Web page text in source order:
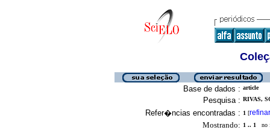
Base de dados : article
Pesquisa : RIVAS,
Refer�ncias encontradas : 1 [refinar
Mostrando: 1 .. 1 no